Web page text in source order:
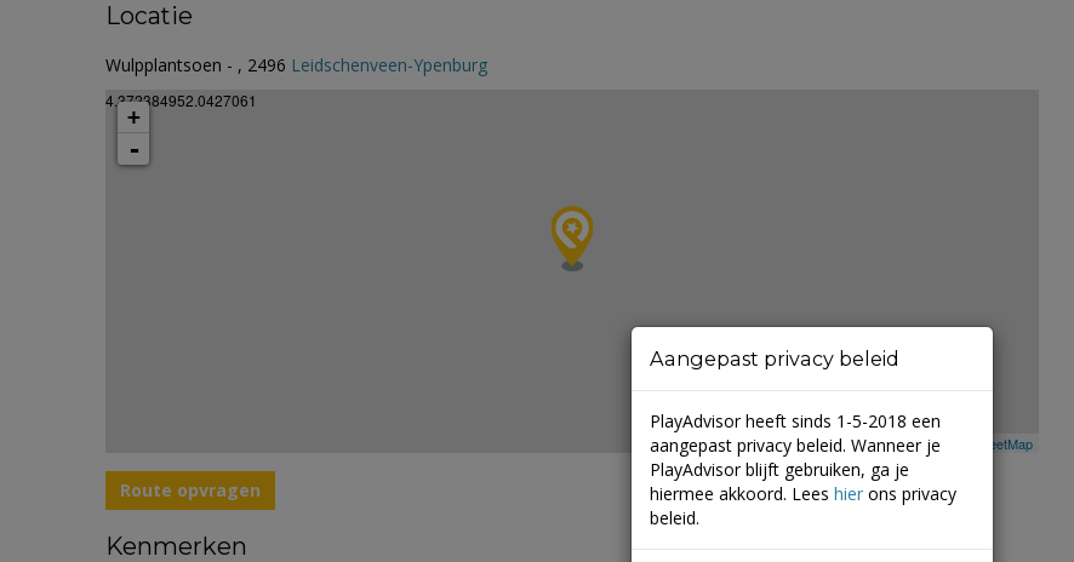
Locatie
Wulpplantsoen - , 2496 Leidschenveen-Ypenburg
4.372384952.0427061
+
-
Leaflet | ©Mapbox © OpenStreetMap
Route opvragen
Kenmerken
Aangepast privacy beleid
PlayAdvisor heeft sinds 1-5-2018 een
aangepast privacy beleid. Wanneer je
PlayAdvisor blijft gebruiken, ga je
hiermee akkoord. Lees hier ons privacy
beleid.